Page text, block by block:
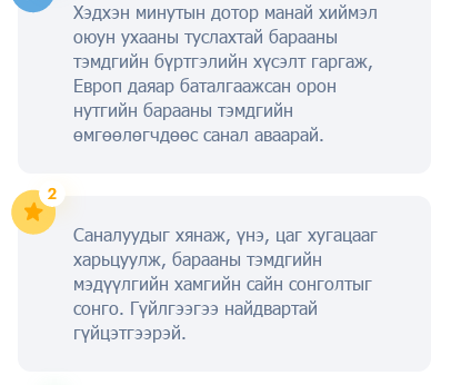
Хэдхэн минутын дотор манай хиймэл
оюун ухааны туслахтай барааны
тэмдгийн бүртгэлийн хүсэлт гаргаж,
Европ даяар баталгаажсан орон
нутгийн барааны тэмдгийн
өмгөөлөгчдөөс санал аваарай.
Саналуудыг хянаж, үнэ, цаг хугацааг
харьцуулж, барааны тэмдгийн
мэдүүлгийн хамгийн сайн сонголтыг
сонго. Гүйлгээгээ найдвартай
гүйцэтгээрэй.